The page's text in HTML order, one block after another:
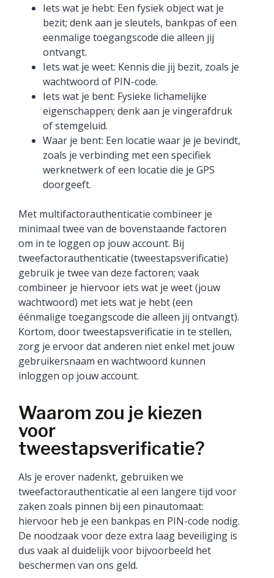
Iets wat je hebt: Een fysiek object wat je
bezit; denk aan je sleutels, bankpas of een
eenmalige toegangscode die alleen jij
ontvangt.
Iets wat je weet: Kennis die jij bezit, zoals je
wachtwoord of PIN-code.
Iets wat je bent: Fysieke lichamelijke
eigenschappen; denk aan je vingerafdruk
of stemgeluid.
Waar je bent: Een locatie waar je je bevindt,
zoals je verbinding met een specifiek
werknetwerk of een locatie die je GPS
doorgeeft.
Met multifactorauthenticatie combineer je
minimaal twee van de bovenstaande factoren
om in te loggen op jouw account. Bij
tweefactorauthenticatie (tweestapsverificatie)
gebruik je twee van deze factoren; vaak
combineer je hiervoor iets wat je weet (jouw
wachtwoord) met iets wat je hebt (een
éénmalige toegangscode die alleen jij ontvangt).
Kortom, door tweestapsverificatie in te stellen,
zorg je ervoor dat anderen niet enkel met jouw
gebruikersnaam en wachtwoord kunnen
inloggen op jouw account.
Waarom zou je kiezen
voor
tweestapsverificatie?
Als je erover nadenkt, gebruiken we
tweefactorauthenticatie al een langere tijd voor
zaken zoals pinnen bij een pinautomaat:
hiervoor heb je een bankpas en PIN-code nodig.
De noodzaak voor deze extra laag beveiliging is
dus vaak al duidelijk voor bijvoorbeeld het
beschermen van ons geld.